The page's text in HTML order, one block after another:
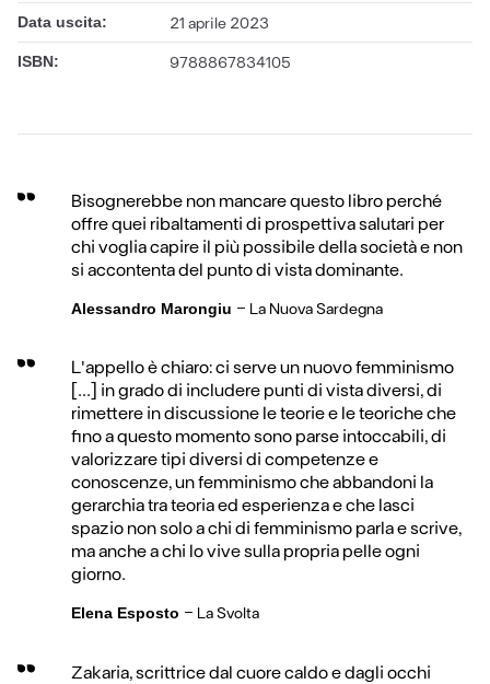
Data uscita: 21 aprile 2023
ISBN: 9788867834105
Bisognerebbe non mancare questo libro perché
offre quei ribaltamenti di prospettiva salutari per
chi voglia capire il più possibile della società e non
si accontenta del punto di vista dominante.
Alessandro Marongiu - La Nuova Sardegna
L'appello è chiaro: ci serve un nuovo femminismo
[...] in grado di includere punti di vista diversi, di
rimettere in discussione le teorie e le teoriche che
fino a questo momento sono parse intoccabili, di
valorizzare tipi diversi di competenze e
conoscenze, un femminismo che abbandoni la
gerarchia tra teoria ed esperienza e che lasci
spazio non solo a chi di femminismo parla e scrive,
ma anche a chi lo vive sulla propria pelle ogni
giorno.
Elena Esposto - La Svolta
Zakaria, scrittrice dal cuore caldo e dagli occhi